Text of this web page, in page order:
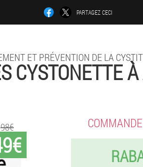
PARTAGEZ CECI
ET PRÉVENTION DE LA
CYSTONETTE
98€